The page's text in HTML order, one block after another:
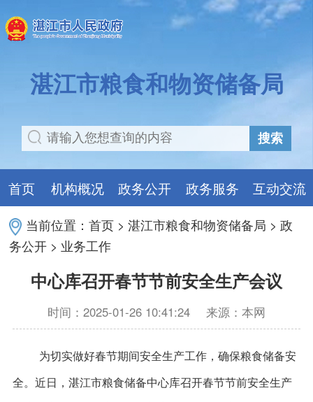
湛江市粮食和物资储备局
搜索
首页 机构概况 政务公开 政务服务 互动交流
当前位置：首页 >湛江市粮食和物资储备局 >政
务公开 > 业务工作
中心库召开春节节前安全生产会议
时间：2025-01-26 10:41:24 来源：本网
为切实做好春节期间安全生产工作，确保粮食储备安
全。近日，湛江市粮食储备中心库召开春节节前安全生产